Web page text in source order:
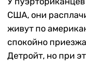
США, они
живут по
спокойно
Детройт, но при